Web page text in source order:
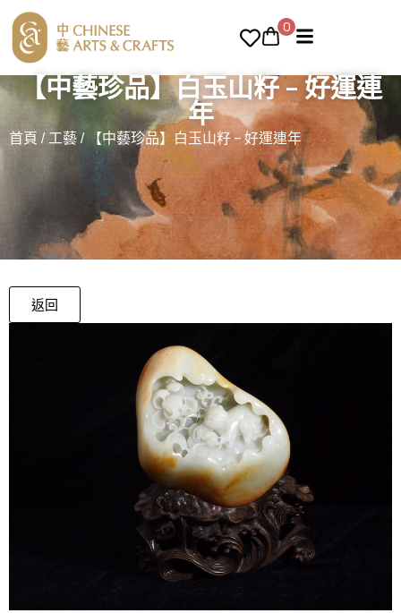
0
【中藝珍品】白玉山籽 – 好運連
年
首頁 /工藝/ 【中藝珍品】白玉山籽 – 好運連年
返回